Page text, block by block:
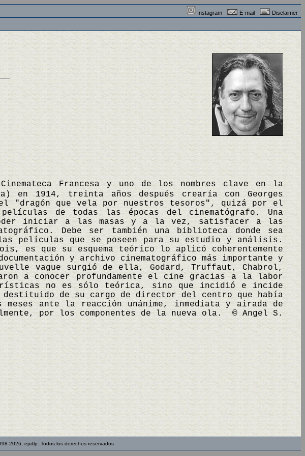
Instagram E-mail Disclaimer
Francesa y uno de los nombres clave en la
en 1914, treinta años después crearía con Georges
"dragón que vela por nuestros tesoros", quizá por el
de todas las épocas del cinematógrafo. Una
poder iniciar a las masas y a la vez, satisfacer a las
Debe ser también una biblioteca donde sea
películas que se poseen para su estudio y análisis.
es que su esquema teórico lo aplicó coherentemente
y archivo cinematográfico más importante y
vague surgió de ella, Godard, Truffaut, Chabrol,
a conocer profundamente el cine gracias a la labor
no es sólo teórica, sino que incidió e incide
destituido de su cargo de director del centro que había
ante la reacción unánime, inmediata y airada de
por los componentes de la nueva ola. © Angel S.
2026, epdlp. Todos los derechos reservados